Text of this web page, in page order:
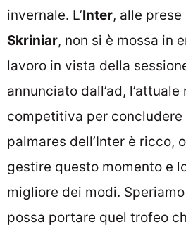
invernale. L’Inter, alle
Skriniar, non si è mossa in
lavoro in vista della
annunciato dall’ad,
competitiva per concludere
palmares dell’Inter è ricco,
gestire questo momento e
migliore dei modi.
possa portare quel trofeo